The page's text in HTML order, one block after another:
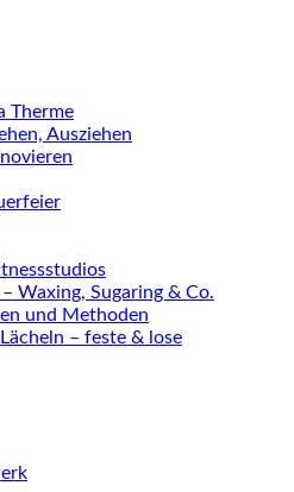
Therme
Ausziehen
Waxing, Sugaring & Co.
und Methoden
– feste & lose